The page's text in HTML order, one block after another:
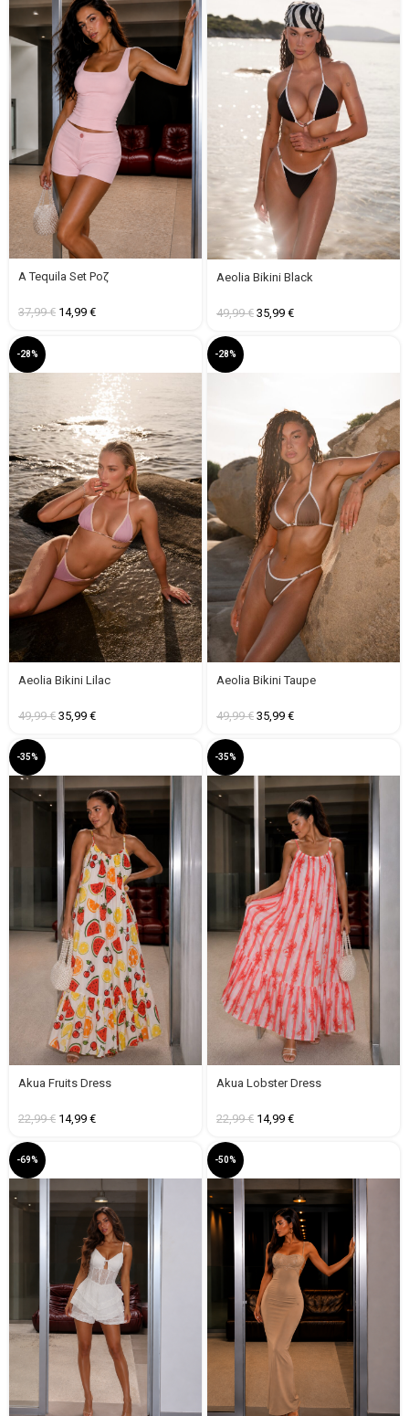
A Tequila Set Ροζ
37,99€ 14,99 €
Aeolia Bikini Black
49,99€ 35,99 €
-28%
Aeolia Bikini Lilac
49,99€ 35,99 €
-28%
Aeolia Bikini Taupe
49,99€ 35,99 €
-35%
Akua Fruits Dress
22,99€ 14,99 €
-35%
Akua Lobster Dress
22,99€ 14,99 €
-69% -50%